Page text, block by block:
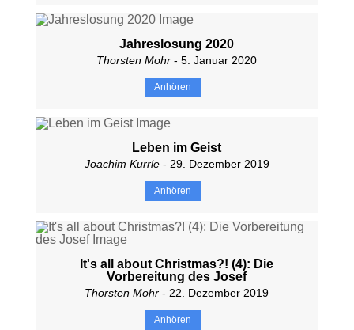
Jahreslosung 2020
Thorsten Mohr - 5. Januar 2020
Anhören
Leben im Geist
Joachim Kurrle- 29. Dezember 2019
Anhören
It's all about Christmas?! (4): Die
Vorbereitung des Josef
Thorsten Mohr - 22. Dezember 2019
Anhören